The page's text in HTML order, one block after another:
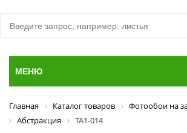
МЕНЮ
Главная Каталог товаров
Фотообои на
Абстракция
ТА1-014